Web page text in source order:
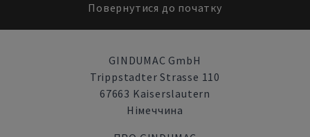
Повернутися до початку
GINDUMAC GmbH
Trippstadter Strasse 110
67663 Kaiserslautern
Німеччина